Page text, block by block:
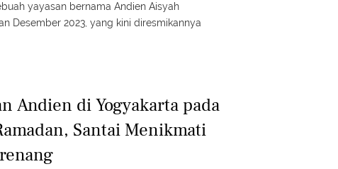
yayasan bernama Andien Aisyah
Desember 2023, yang kini diresmikannya
Andien di Yogyakarta pada
Santai Menikmati